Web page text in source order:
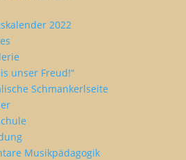
2022
unser Freud!“
Schmankerlseite
Musikpädagogik